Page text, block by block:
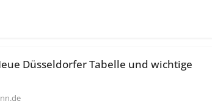
Düsseldorfer Tabelle und wichtige